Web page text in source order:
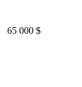
65 000 $